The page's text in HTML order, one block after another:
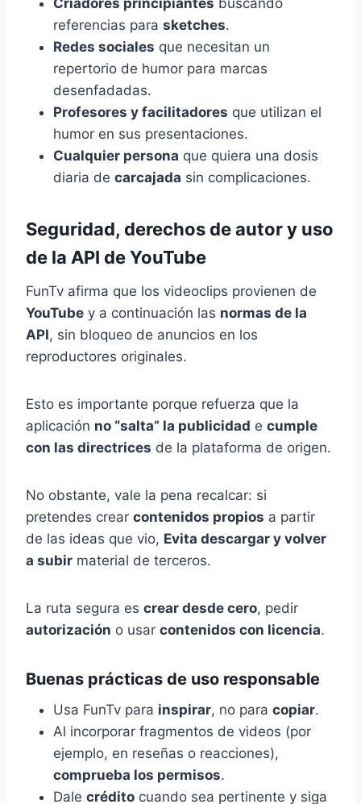
Criadores principiantes buscando
referencias para sketches.
Redes sociales que necesitan un
repertorio de humor para marcas
desenfadadas.
Profesores y facilitadores que utilizan el
humor en sus presentaciones.
Cualquier persona que quiera una dosis
diaria de carcajada sin complicaciones.
Seguridad, derechos de autor y uso
de la API de YouTube
FunTv afirma que los videoclips provienen de
YouTube y a continuación las normas de la
API, sin bloqueo de anuncios en los
reproductores originales.
Esto es importante porque refuerza que la
aplicación no “salta” la publicidad e cumple
con las directrices de la plataforma de origen.
No obstante, vale la pena recalcar: si
pretendes crear contenidos propios a partir
de las ideas que vio, Evita descargar y volver
a subir material de terceros.
La ruta segura es crear desde cero, pedir
autorización o usar contenidos con licencia.
Buenas prácticas de uso responsable
Usa FunTv para inspirar, no para copiar.
Al incorporar fragmentos de videos (por
ejemplo, en reseñas o reacciones),
comprueba los permisos.
Dale crédito cuando sea pertinente y siga